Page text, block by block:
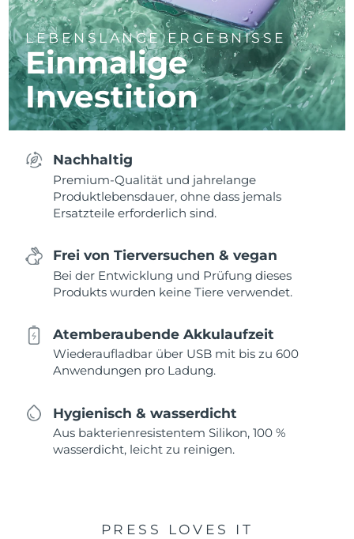
LEBENSLANGE ERGEBNISSE
Einmalige
Investition
Nachhaltig
Premium-Qualität und jahrelange
Produktlebensdauer, ohne dass jemals
Ersatzteile erforderlich sind.
Frei von Tierversuchen & vegan
Bei der Entwicklung und Prüfung dieses
Produkts wurden keine Tiere verwendet.
Atemberaubende Akkulaufzeit
Wiederaufladbar über USB mit bis zu 600
Anwendungen pro Ladung.
Hygienisch & wasserdicht
Aus bakterienresistentem Silikon, 100 %
wasserdicht, leicht zu reinigen.
PRESS LOVES IT